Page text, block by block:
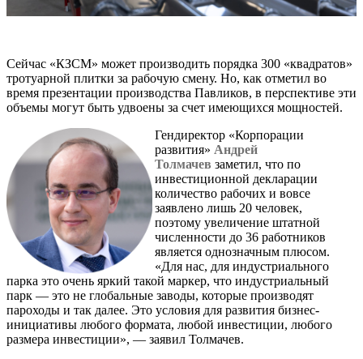
Сейчас «КЗСМ» может производить порядка 300 «квадратов»
тротуарной плитки за рабочую смену. Но, как отметил во
время презентации производства Павликов, в перспективе эти
объемы могут быть удвоены за счет имеющихся мощностей.
Гендиректор «Корпорации
развития» Андрей
Толмачев заметил, что по
инвестиционной декларации
количество рабочих и вовсе
заявлено лишь 20 человек,
поэтому увеличение штатной
численности до 36 работников
является однозначным плюсом.
«Для нас, для индустриального
парка это очень яркий такой маркер, что индустриальный
парк — это не глобальные заводы, которые производят
пароходы и так далее. Это условия для развития бизнес-
инициативы любого формата, любой инвестиции, любого
размера инвестиции», — заявил Толмачев.